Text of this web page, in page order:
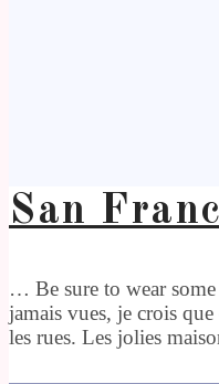
San
… Be sure to wear
jamais vues, je crois que
les rues. Les jolies